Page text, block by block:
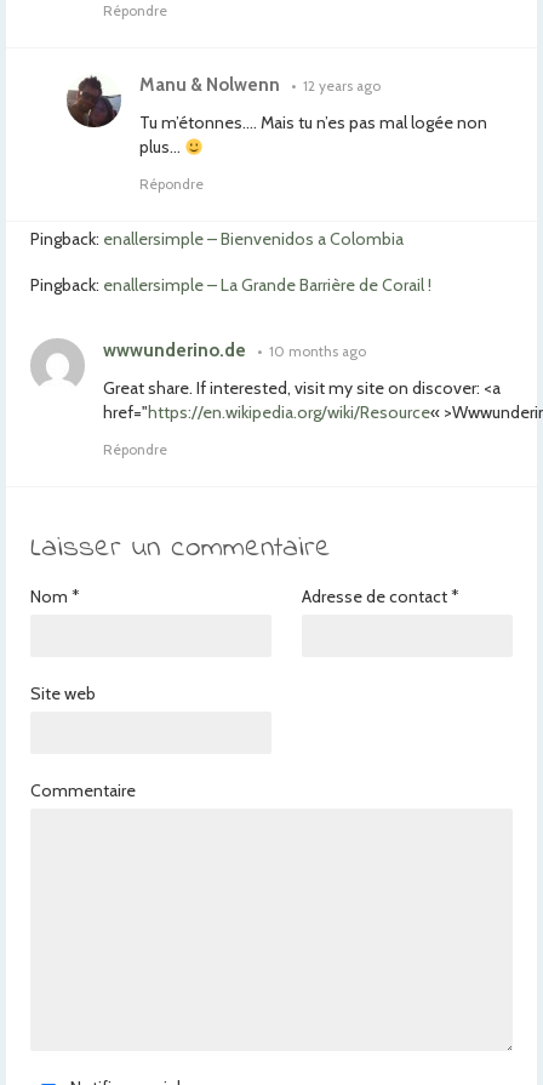
Répondre
Manu & Nolwenn • 12 years ago
Tu m’étonnes…. Mais tu n’es pas mal logée non
plus…
Répondre
Pingback: enallersimple – Bienvenidos a Colombia
Pingback: enallersimple – La Grande Barrière de Corail !
wwwunderino.de • 10 months ago
Great share. If interested, visit my site on discover: <a
href="https://en.wikipedia.org/wiki/Resource«
Répondre
Laisser un commentaire
Nom * Adresse de contact*
Site web
Commentaire